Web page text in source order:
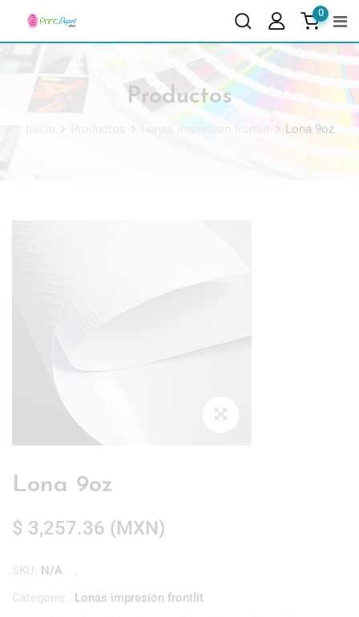
0
Productos
Lona 9oz
Lona 9oz
$ 3,257.36 (MXN)
SKU: N/A
Categoría:
Lonas impresión frontlit